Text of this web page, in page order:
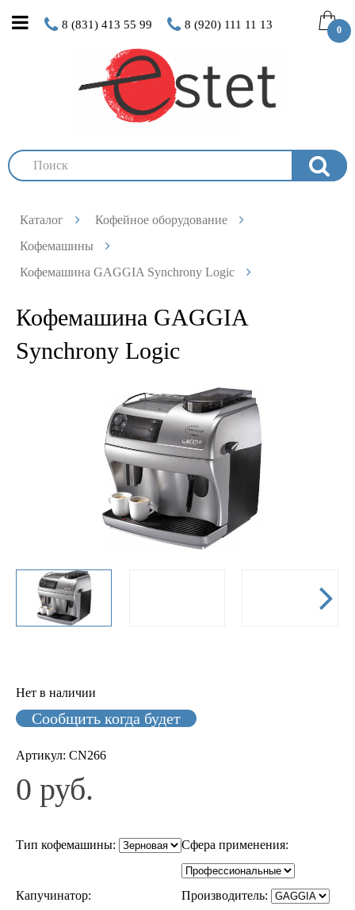
8 (831) 413 55 99 8 (920) 111 11 13 0
Каталог
Кофейное оборудование
Кофемашины
Кофемашина GAGGIA Synchrony Logic
Кофемашина GAGGIA
Synchrony Logic
Нет в наличии
Сообщить когда будет
Артикул: CN266
0 руб.
Тип кофемашины: Сфера применения:
Капучинатор: Производитель: